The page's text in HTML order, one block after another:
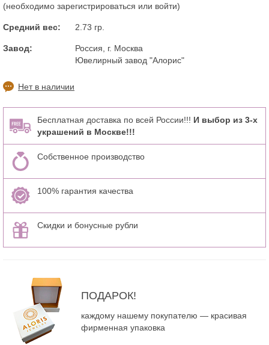
(необходимо зарегистрироваться или войти)
Средний вес: 2.73 гр.
Завод:
Россия, г. Москва
Ювелирный завод "Алорис"
Нет в наличии
Бесплатная доставка по всей России!!! И выбор из 3-х
украшений в Москве!!!
Собственное производство
100% гарантия качества
Скидки и бонусные рубли
ПОДАРОК!
каждому нашему покупателю — красивая
фирменная упаковка